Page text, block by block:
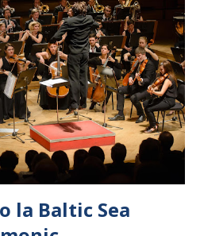
la Baltic Sea